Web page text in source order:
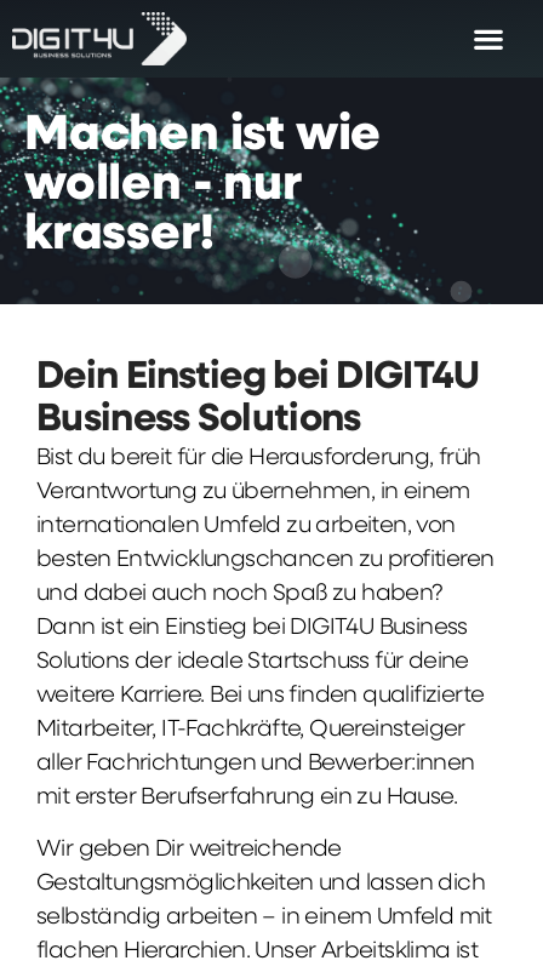
Machen ist wie
wollen - nur
krasser!
Dein Einstieg bei DIGIT4U
Business Solutions
Bist du bereit für die Herausforderung, früh
Verantwortung zu übernehmen, in einem
internationalen Umfeld zu arbeiten, von
besten Entwicklungschancen zu profitieren
und dabei auch noch Spaß zu haben?
Dann ist ein Einstieg bei DIGIT4U Business
Solutions der ideale Startschuss für deine
weitere Karriere. Bei uns finden qualifizierte
Mitarbeiter, IT-Fachkräfte, Quereinsteiger
aller Fachrichtungen und Bewerber:innen
mit erster Berufserfahrung ein zu Hause.
Wir geben Dir weitreichende
Gestaltungsmöglichkeiten und lassen dich
selbständig arbeiten – in einem Umfeld mit
flachen Hierarchien. Unser Arbeitsklima ist